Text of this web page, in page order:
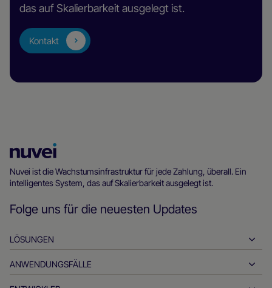
das auf Skalierbarkeit ausgelegt ist.
Kontakt
Homepage
Nuvei ist die Wachstumsinfrastruktur für jede Zahlung, überall. Ein
intelligentes System, das auf Skalierbarkeit ausgelegt ist.
Folge uns für die neuesten Updates
LÖSUNGEN
Einzahlungen
ANWENDUNGSFÄLLE